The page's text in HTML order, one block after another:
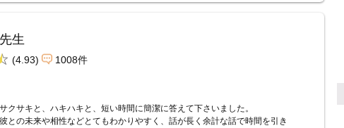
生
(4.93) 1008件
サクサキと、ハキハキと、短い時間に簡潔に答えて下さいました。
彼との未来や相性などとてもわかりやすく、話が長く余計な話で時間を引き